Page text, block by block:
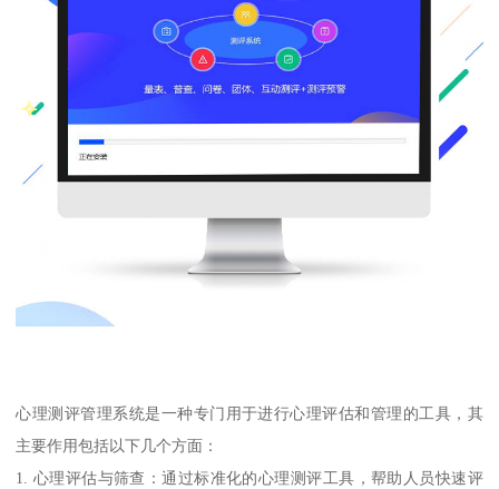
心理测评管理系统是一种专门用于进行心理评估和管理的工具，其
主要作用包括以下几个方面：
1. 心理评估与筛查：通过标准化的心理测评工具，帮助人员快速评